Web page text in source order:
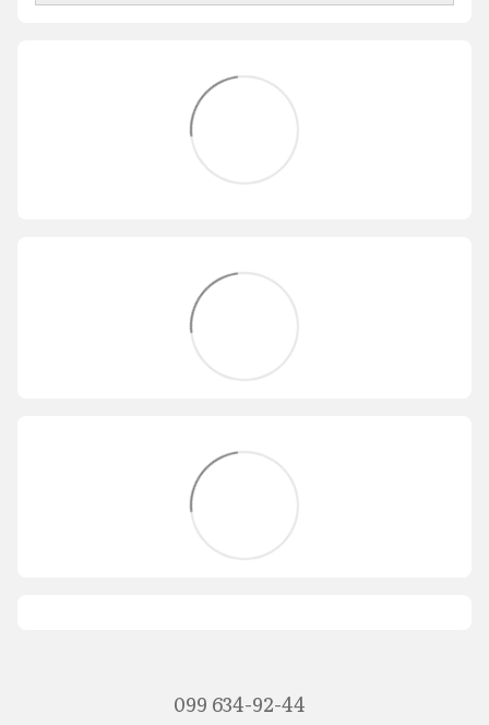
099 634-92-44